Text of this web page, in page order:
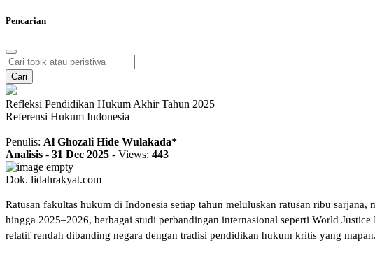
Pencarian
Cari
Refleksi Pendidikan Hukum Akhir Tahun 2025
Referensi Hukum Indonesia
Penulis: Al Ghozali Hide Wulakada*
Analisis - 31 Dec 2025 - Views: 443
Dok. lidahrakyat.com
Ratusan fakultas hukum di Indonesia setiap tahun meluluskan ratusan ribu
hingga 2025–2026, berbagai studi perbandingan internasional seperti World
relatif rendah dibanding negara dengan tradisi pendidikan hukum kritis yang